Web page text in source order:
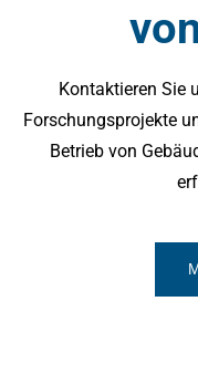
Kontaktieren Sie
Forschungsprojekte
Betrieb von